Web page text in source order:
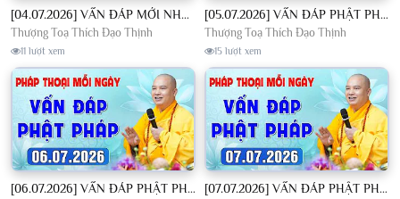
[04.07.2026] VẤN ĐÁP MỚI NHẤT - Pháp Hội Địa Tạng Chùa Khai Nguyên | TT. Thích Đạo Thịnh
Thượng Toạ Thích Đạo Thịnh
11 lượt xem
[05.07.2026] VẤN ĐÁP PHẬT PHÁP - Nghe Thầy giảng Pháp mỗi ngày CÔNG ĐỨC VÔ LƯỢNG│TT. Thích Đạo Thịnh
Thượng Toạ Thích Đạo Thịnh
15 lượt xem
[06.07.2026] VẤN ĐÁP PHẬT PHÁP - Nghe Thầy giảng Pháp mỗi ngày CÔNG ĐỨC VÔ LƯỢNG│TT. Thích Đạo Thịnh [07.07.2026] VẤN ĐÁP PHẬT PHÁP - Nghe Thầy giảng Pháp mỗi ngày CÔNG ĐỨC VÔ LƯỢNG│TT. Thích Đạo Thịnh